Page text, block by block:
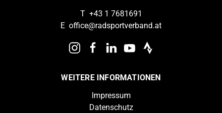
T +43 1 7681691
E office@radsportverband.at
WEITERE INFORMATIONEN
Impressum
Datenschutz